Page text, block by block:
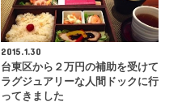
2015.1.30
台東区から２万円の補助を受けて
ラグジュアリーな人間ドックに行
ってきました